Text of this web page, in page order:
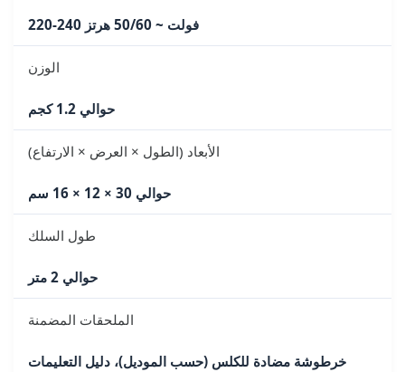
220-240 فولت ~ 50/60 هرتز
الوزن
حوالي 1.2 كجم
الأبعاد (الطول × العرض × الارتفاع)
حوالي 30 × 12 × 16 سم
طول السلك
حوالي 2 متر
الملحقات المضمنة
خرطوشة مضادة للكلس (حسب الموديل)، دليل التعليمات